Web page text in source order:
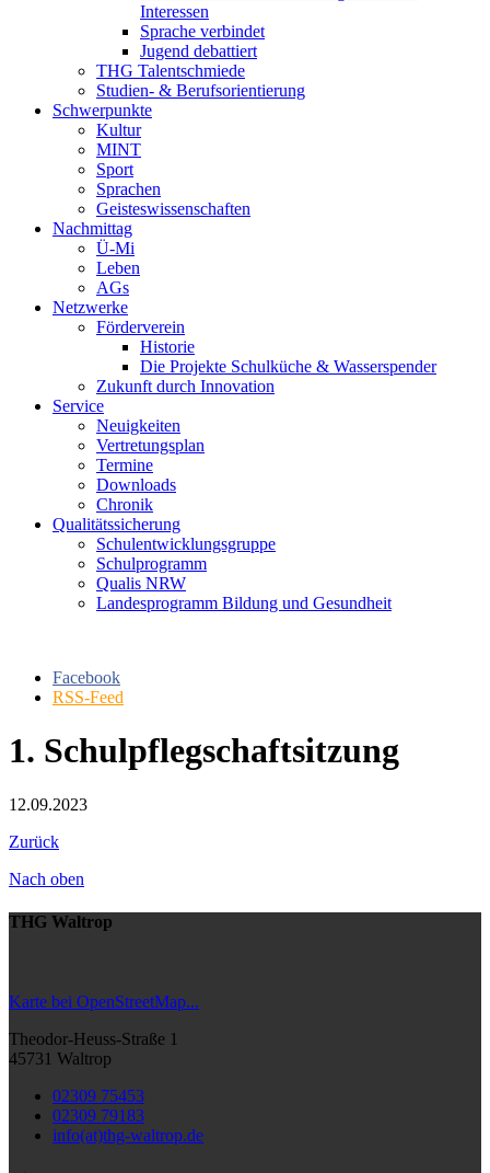
Interessen
Sprache verbindet
Jugend debattiert
THG Talentschmiede
Studien- & Berufsorientierung
Schwerpunkte
Kultur
MINT
Sport
Sprachen
Geisteswissenschaften
Nachmittag
Ü-Mi
Leben
AGs
Netzwerke
Förderverein
Historie
Die Projekte Schulküche & Wasserspender
Zukunft durch Innovation
Service
Neuigkeiten
Vertretungsplan
Termine
Downloads
Chronik
Qualitätssicherung
Schulentwicklungsgruppe
Schulprogramm
Qualis NRW
Landesprogramm Bildung und Gesundheit
Facebook
RSS-Feed
1. Schulpflegschaftsitzung
12.09.2023
Zurück
Nach oben
THG Waltrop
Karte bei OpenStreetMap...
Theodor-Heuss-Straße 1
45731 Waltrop
02309 75453
02309 79183
info(at)thg-waltrop.de